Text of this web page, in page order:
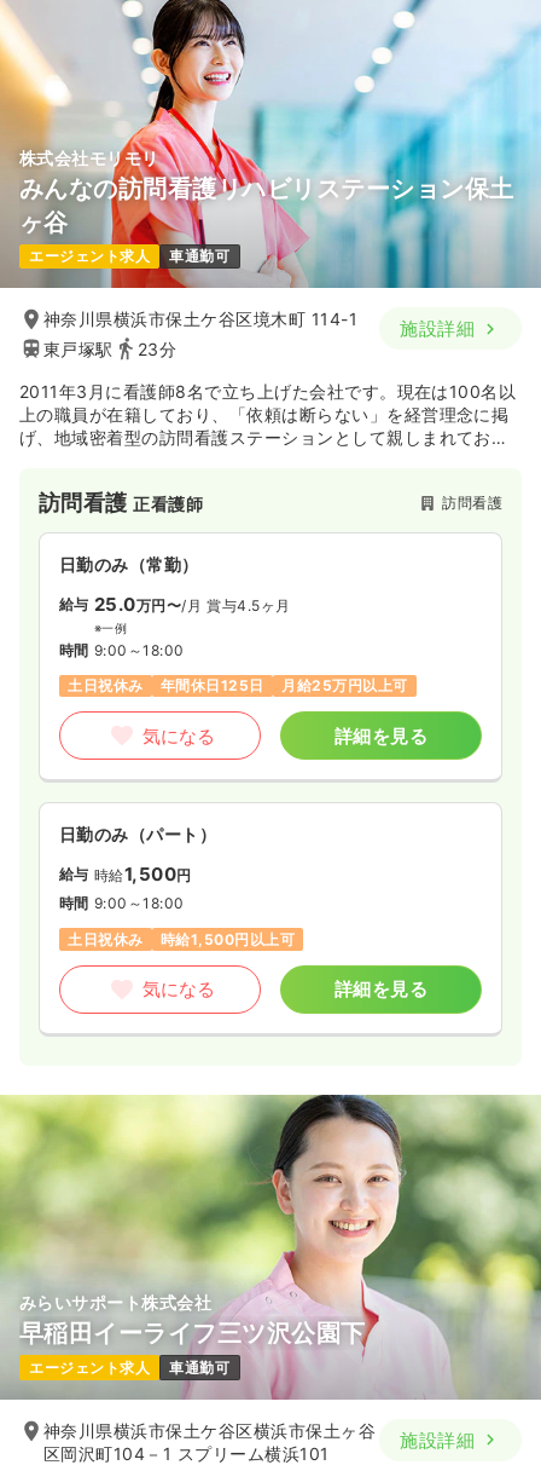
株式会社モリモリ
みんなの訪問看護リハビリステーション保土
ヶ谷
エージェント求人 車通勤可
神奈川県横浜市保土ケ谷区境木町 114-1
東戸塚駅
23分
施設詳細
2011年3月に看護師8名で立ち上げた会社です。現在は100名以
上の職員が在籍しており、「依頼は断らない」を経営理念に掲
げ、地域密着型の訪問看護ステーションとして親しまれており
訪問看護正看護師 訪問看護
日勤のみ（常勤）
給与 25.0万円〜/月 賞与4.5ヶ月
※一例
時間 9:00～18:00
土日祝休み
年間休日125日 月給25万円以上可
気になる 詳細を見る
日勤のみ（パート）
給与 時給1,500円
時間 9:00～18:00
土日祝休み
時給1,500円以上可
気になる 詳細を見る
みらいサポート株式会社
早稲田イーライフ三ツ沢公園下
エージェント求人 車通勤可
神奈川県横浜市保土ケ谷区横浜市保土ヶ谷
区岡沢町104－1 スプリーム横浜101
施設詳細